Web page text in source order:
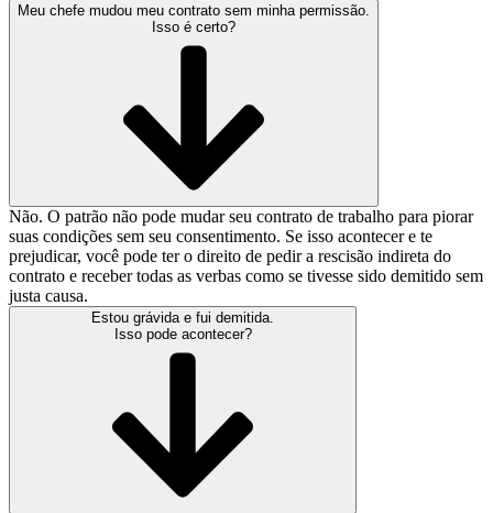
Meu chefe mudou meu contrato sem minha permissão.
Isso é certo?
Não. O patrão não pode mudar seu contrato de trabalho para piorar
suas condições sem seu consentimento. Se isso acontecer e te
prejudicar, você pode ter o direito de pedir a rescisão indireta do
contrato e receber todas as verbas como se tivesse sido demitido sem
justa causa.
Estou grávida e fui demitida.
Isso pode acontecer?